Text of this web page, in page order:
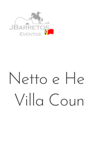
Netto e
Villa